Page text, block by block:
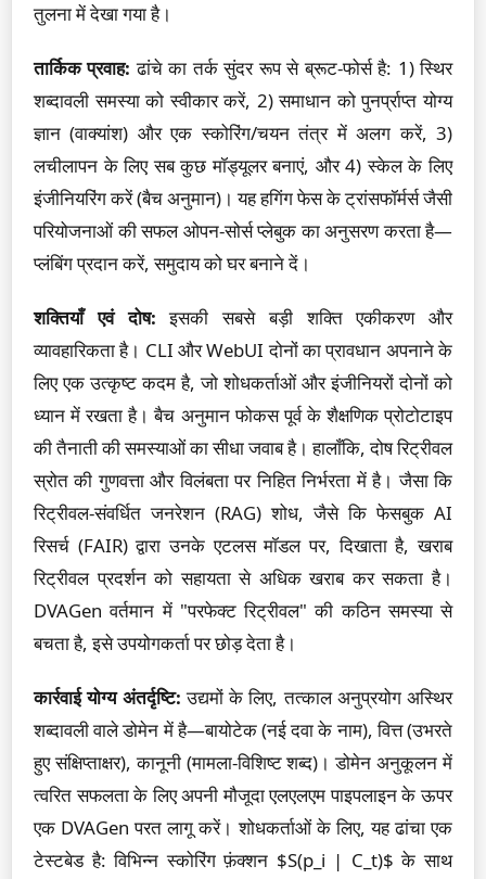
तुलना में देखा गया है।
तार्किक प्रवाह: ढांचे का तर्क सुंदर रूप से ब्रूट-फोर्स है: 1) स्थिर
शब्दावली समस्या को स्वीकार करें, 2) समाधान को पुनर्प्राप्त योग्य
ज्ञान (वाक्यांश) और एक स्कोरिंग/चयन तंत्र में अलग करें, 3)
लचीलापन के लिए सब कुछ मॉड्यूलर बनाएं, और 4) स्केल के लिए
इंजीनियरिंग करें (बैच अनुमान)। यह हगिंग फेस के ट्रांसफॉर्मर्स जैसी
परियोजनाओं की सफल ओपन-सोर्स प्लेबुक का अनुसरण करता है—
प्लंबिंग प्रदान करें, समुदाय को घर बनाने दें।
शक्तियाँ एवं दोष: इसकी सबसे बड़ी शक्ति एकीकरण और
व्यावहारिकता है। CLI और WebUI दोनों का प्रावधान अपनाने के
लिए एक उत्कृष्ट कदम है, जो शोधकर्ताओं और इंजीनियरों दोनों को
ध्यान में रखता है। बैच अनुमान फोकस पूर्व के शैक्षणिक प्रोटोटाइप
की तैनाती की समस्याओं का सीधा जवाब है। हालाँकि, दोष रिट्रीवल
स्रोत की गुणवत्ता और विलंबता पर निहित निर्भरता में है। जैसा कि
रिट्रीवल-संवर्धित जनरेशन (RAG) शोध, जैसे कि फेसबुक AI
रिसर्च (FAIR) द्वारा उनके एटलस मॉडल पर, दिखाता है, खराब
रिट्रीवल प्रदर्शन को सहायता से अधिक खराब कर सकता है।
DVAGen वर्तमान में "परफेक्ट रिट्रीवल" की कठिन समस्या से
बचता है, इसे उपयोगकर्ता पर छोड़ देता है।
कार्रवाई योग्य अंतर्दृष्टि: उद्यमों के लिए, तत्काल अनुप्रयोग अस्थिर
शब्दावली वाले डोमेन में है—बायोटेक (नई दवा के नाम), वित्त (उभरते
हुए संक्षिप्ताक्षर), कानूनी (मामला-विशिष्ट शब्द)। डोमेन अनुकूलन में
त्वरित सफलता के लिए अपनी मौजूदा एलएलएम पाइपलाइन के ऊपर
एक DVAGen परत लागू करें। शोधकर्ताओं के लिए, यह ढांचा एक
टेस्टबेड है: विभिन्न स्कोरिंग फ़ंक्शन $S(p_i | C_t)$ के साथ